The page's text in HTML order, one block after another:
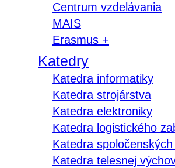
Centrum vzdelávania
MAIS
Erasmus +
Katedry
Katedra informatiky
Katedra strojárstva
Katedra elektroniky
Katedra logistického
Katedra
Katedra telesnej